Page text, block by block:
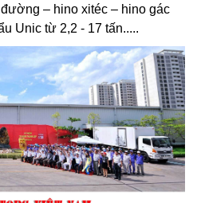
– hino xitéc – hino gác
Unic từ 2,2 - 17 tấn.....